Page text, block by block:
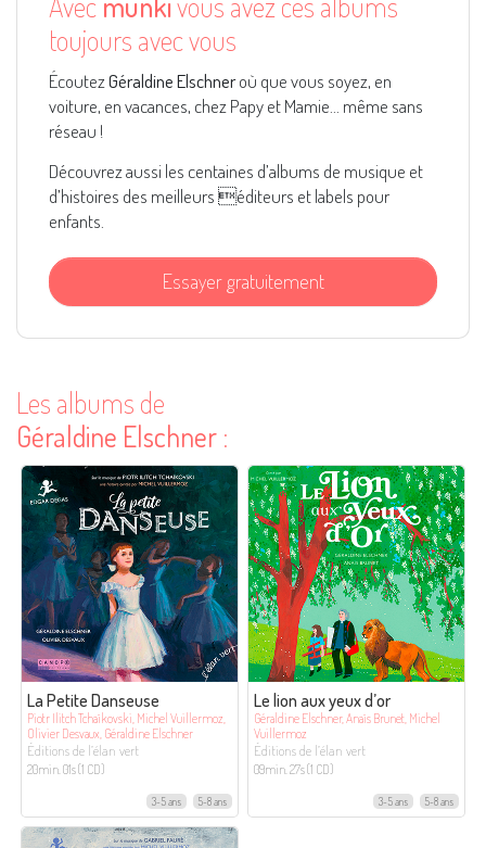
toujours avec vous
ÉcoutezGéraldine Elschneroù que vous soyez, en
voiture, en vacances, chez Papy et Mamie... même sans
réseau !
Découvrez aussi les centaines d’albums de musique et
d’histoires des meilleurs éditeurs et labels pour
enfants.
Essayer gratuitement
Les albums de
Géraldine Elschner :
La Petite Danseuse
Piotr Ilitch Tchaïkovski, Michel Vuillermoz,
Olivier Desvaux, Géraldine Elschner
Éditions de l’élan vert
20min. 01s (1 CD)
3-5 ans 5-8 ans
Le lion aux yeux d’or
Géraldine Elschner, Anaïs Brunet, Michel
Vuillermoz
Éditions de l’élan vert
09min. 27s (1 CD)
3-5 ans 5-8 ans